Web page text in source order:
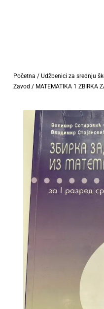
Početna / Udžbenici za srednju
Zavod / MATEMATIKA 1 ZBIRKA